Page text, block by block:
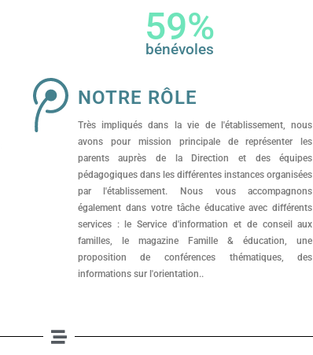
bénévoles
88%
NOTRE RÔLE
Très impliqués dans la vie de l'établissement, nous
avons pour mission principale de représenter les
parents auprès de la Direction et des équipes
pédagogiques dans les différentes instances organisées
par l'établissement. Nous vous accompagnons
également dans votre tâche éducative avec différents
services : le Service d'information et de conseil aux
familles, le magazine Famille & éducation, une
proposition de conférences thématiques, des
informations sur l'orientation..